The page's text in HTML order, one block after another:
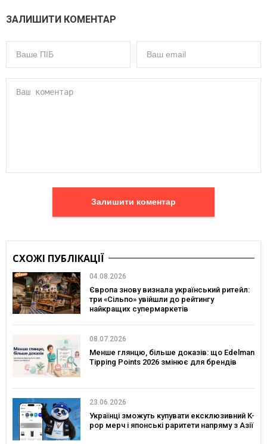
ЗАЛИШИТИ КОМЕНТАР
Залишити коментар
СХОЖІ ПУБЛІКАЦІЇ
04.08.2026
Європа знову визнала український ритейл:
три «Сільпо» увійшли до рейтингу
найкращих супермаркетів
08.07.2026
Менше глянцю, більше доказів: що Edelman
Tipping Points 2026 змінює для брендів
23.06.2026
Українці зможуть купувати ексклюзивний K-
pop мерч і японські раритети напряму з Азії